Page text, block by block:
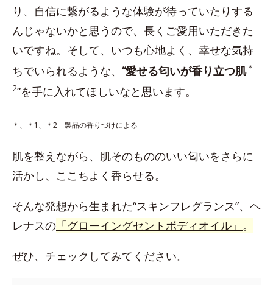
り、自信に繋がるような体験が待っていたりする
んじゃないかと思うので、長くご愛用いただきた
いですね。そして、いつも心地よく、幸せな気持
ちでいられるような、 “愛せる匂いが香り立つ肌 ＊
2”を手に入れてほしいなと思います。
＊、＊1、＊2 製品の香りづけによる
肌を整えながら、肌そのもののいい匂いをさらに
活かし、ここちよく香らせる。
そんな発想から生まれた“スキンフレグランス”、ヘ
レナスの 「グローイングセントボディオイル」 。
ぜひ、チェックしてみてください。